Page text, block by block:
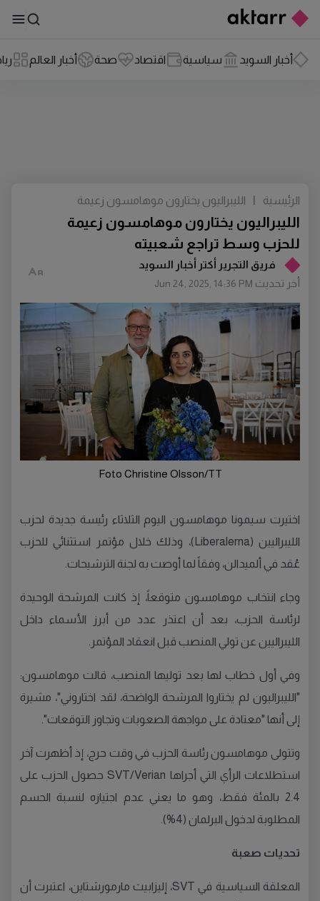
أخبار السويد سياسية اقتصاد صحة أخبار العالم
فريق التجرير أكتر أخبار السويد
أخر تحديث Jun 24, 2025, 14:36 PM
الليبراليون يختارون موهامسون زعيمة
للحزب وسط تراجع شعبيته
الرئيسية |
الليبراليون يختارون موهامسون زعيمة
للحزب وسط تراجع شعبيته
Foto Christine Olsson/TT
اختيرت سيمونا موهامسون اليوم الثلاثاء رئيسة جديدة لحزب
الليبراليين (Liberalerna)، وذلك خلال مؤتمر استثنائي للحزب
عُقد في ألميدالن، وفقاً لما أوصت به لجنة الترشيحات.
وجاء انتخاب موهامسون متوقعاً، إذ كانت المرشحة الوحيدة
لرئاسة الحزب، بعد أن اعتذر عدد من أبرز الأسماء داخل
الليبراليين عن تولي المنصب قبل انعقاد المؤتمر.
وفي أول خطاب لها بعد توليها المنصب، قالت موهامسون:
"الليبراليون لم يختاروا المرشحة الواضحة، لقد اختاروني"، مشيرة
إلى أنها "معتادة على مواجهة الصعوبات وتجاوز التوقعات".
وتتولى موهامسون رئاسة الحزب في وقت حرج، إذ أظهرت آخر
استطلاعات الرأي التي أجراها SVT/Verian حصول الحزب على
2.4 بالمئة فقط، وهو ما يعني عدم اجتيازه لنسبة الحسم
المطلوبة لدخول البرلمان (4%).
تحديات صعبة
المعلقة السياسية في SVT، إليزابيث مارمورشتاين، اعتبرت أن